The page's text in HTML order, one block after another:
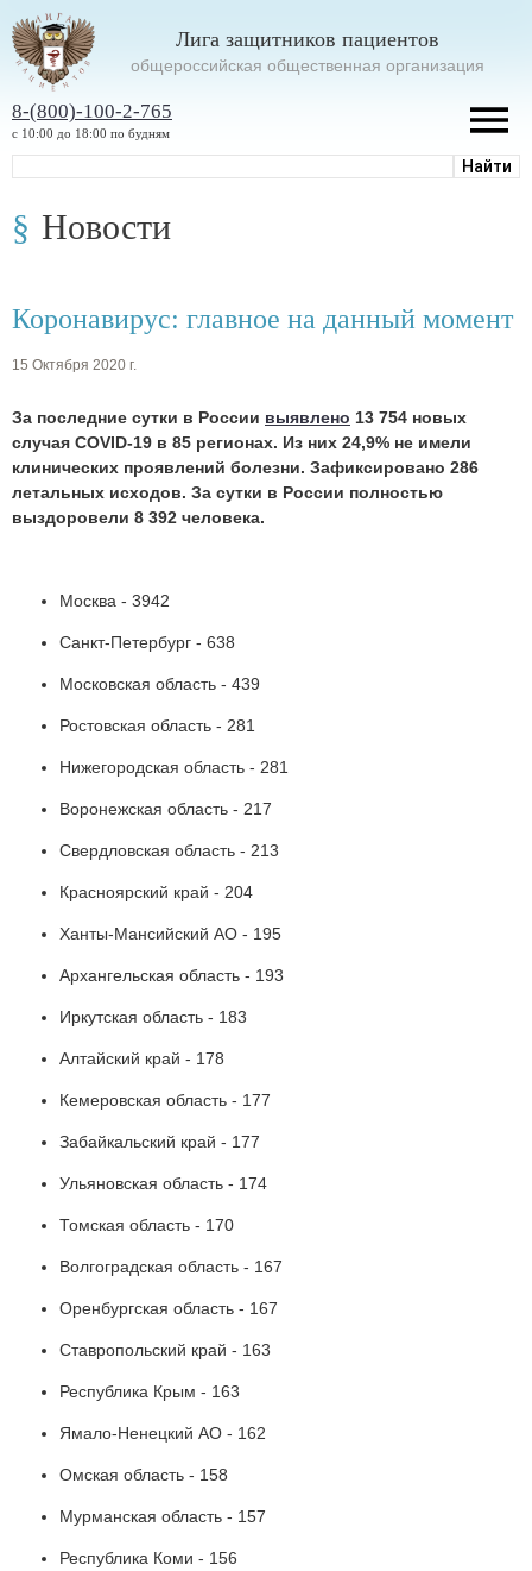
Лига защитников пациентов
oбщероссийская общественная организация
8-(800)-100-2-765
с 10:00 до 18:00 по будням
Новости
Коронавирус: главное на данный момент
15 Октября 2020 г.
За последние сутки в России выявлено 13 754 новых
случая COVID-19 в 85 регионах. Из них 24,9% не имели
клинических проявлений болезни. Зафиксировано 286
летальных исходов. За сутки в России полностью
выздоровели 8 392 человека.
Москва - 3942
Санкт-Петербург - 638
Московская область - 439
Ростовская область - 281
Нижегородская область - 281
Воронежская область - 217
Свердловская область - 213
Красноярский край - 204
Ханты-Мансийский АО - 195
Архангельская область - 193
Иркутская область - 183
Алтайский край - 178
Кемеровская область - 177
Забайкальский край - 177
Ульяновская область - 174
Томская область - 170
Волгоградская область - 167
Оренбургская область - 167
Ставропольский край - 163
Республика Крым - 163
Ямало-Ненецкий АО - 162
Омская область - 158
Мурманская область - 157
Республика Коми - 156